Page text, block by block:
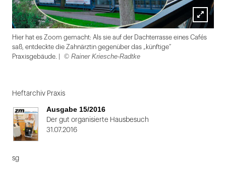
Lightbox
öffnen
Hier hat es Zoom gemacht: Als sie auf der Dachterrasse eines Cafés
saß, entdeckte die Zahnärztin gegenüber das „künftige“
Praxisgebäude. |
© Rainer Kriesche-Radtke
1
von
2:
Hier
es
Heftarchiv Praxis
Ausgabe 15/2016
Der gut organisierte Hausbesuch
31.07.2016
sg